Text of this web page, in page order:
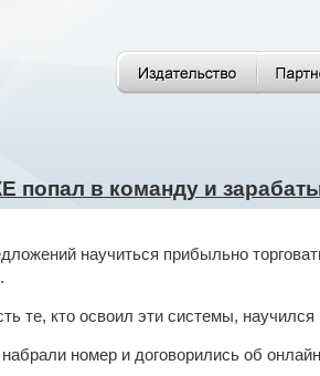
попал в команду и
научиться прибыльно
те, кто освоил эти системы,
номер и договорились об